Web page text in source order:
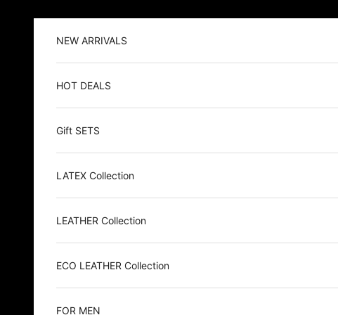
NEW ARRIVALS
HOT DEALS
Gift SETS
LATEX Collection
LEATHER Collection
ECO LEATHER Collection
FOR MEN